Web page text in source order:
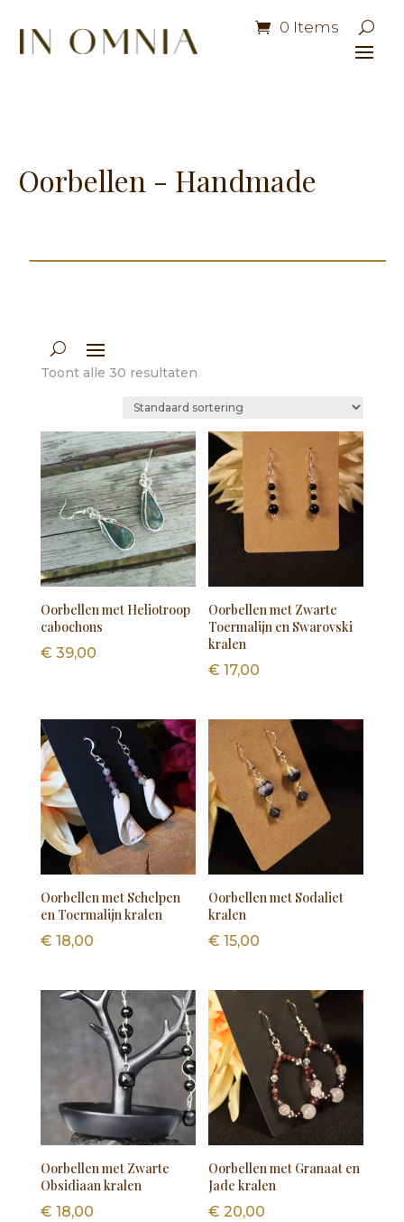
0 Items
Oorbellen - Handmade
Toont alle 30 resultaten
Oorbellen met Heliotroop
cabochons
€ 39,00
Oorbellen met Zwarte
Toermalijn en Swarovski
kralen
€ 17,00
Oorbellen met Schelpen
en Toermalijn kralen
€ 18,00
Oorbellen met Sodaliet
kralen
€ 15,00
Oorbellen met Zwarte
Obsidiaan kralen
€ 18,00
Oorbellen met Granaat en
Jade kralen
€ 20,00